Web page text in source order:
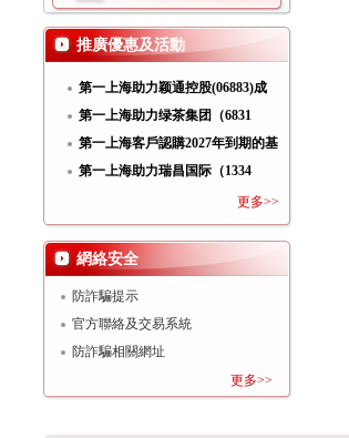
推廣優惠及活動
第一上海助力颖通控股(06883)成
功
第一上海助力绿茶集团（6831
HK）
第一上海客戶認購2027年到期的基
第一上海助力瑞昌国际（1334
更多>>
網絡安全
防詐騙提示
官方聯絡及交易系統
防詐騙相關網址
更多>>